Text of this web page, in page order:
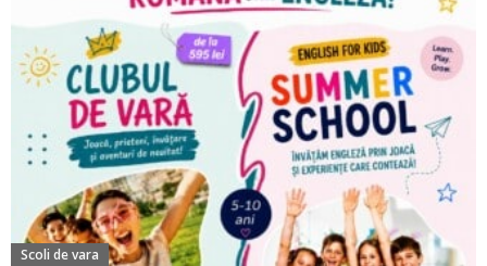
Scoli de vara